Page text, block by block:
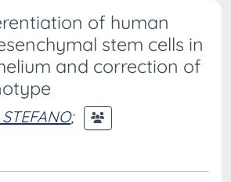
of human
stem cells in
and correction of
;